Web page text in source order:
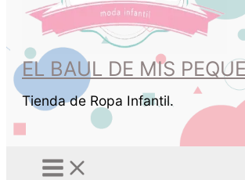
EL BAUL DE MIS
Tienda de Ropa Infantil.